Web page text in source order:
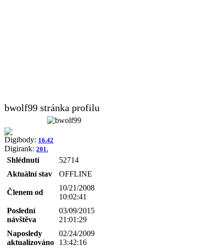
bwolf99 stránka profilu
Digibody: 16.42
Digirank: 201.
Shlédnutí
52714
Aktuální stav
OFFLINE
Členem od
10/21/2008
10:02:41
Poslední
návštěva
03/09/2015
21:01:29
Naposledy
aktualizováno
02/24/2009
13:42:16